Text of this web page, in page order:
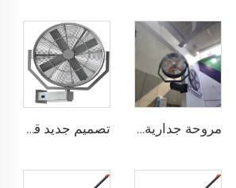
مروحة جدارية برذاذ ماء خارجي صناعي قطرها 35 إنش (0.9 متر)، تبريد هوائي وكهربائي، رطوبة ضبابية للهواء تصميم جديد قطر 35 بوصة (0.9 متر) يمكن ضبط رش الهواء يمينًا ويسارًا، مروحة رذاذ صناعية للرذاذ والماء